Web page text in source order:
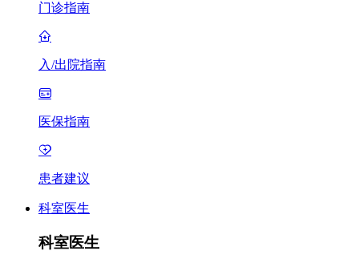
门诊指南
入/出院指南
医保指南
患者建议
科室医生
科室医生